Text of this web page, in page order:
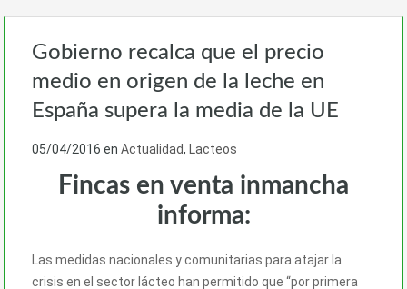
Gobierno recalca que el precio
medio en origen de la leche en
España supera la media de la UE
05/04/2016 en Actualidad, Lacteos
Fincas en venta inmancha
informa:
Las medidas nacionales y comunitarias para atajar la
crisis en el sector lácteo han permitido que “por primera